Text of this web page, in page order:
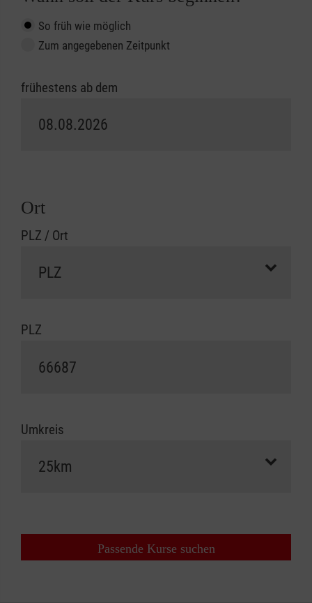
So früh wie möglich
Zum angegebenen Zeitpunkt
frühestens ab dem
Ort
PLZ / Ort
PLZ
Umkreis
Passende Kurse suchen